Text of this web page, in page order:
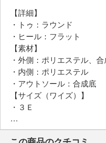
●普段と同じサイズをおす
【詳細】
・トゥ：ラウンド
・ヒール：フラット
【素材】
・外側：ポリエステル、
・内側：ポリエステル
・アウトソール：合成底
【サイズ（ワイズ）】
・３Ｅ
【サイズ（その他）】
・ヒールの高さ：約４ｃｍ